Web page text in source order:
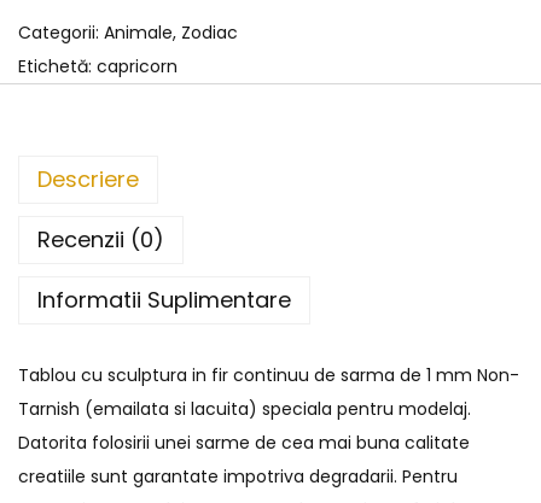
Categorii: Animale, Zodiac
Etichetă: capricorn
Descriere
Recenzii (0)
Informatii Suplimentare
Tablou cu sculptura in fir continuu de sarma de 1 mm Non-
Tarnish (emailata si lacuita) speciala pentru modelaj.
Datorita folosirii unei sarme de cea mai buna calitate
creatiile sunt garantate impotriva degradarii. Pentru